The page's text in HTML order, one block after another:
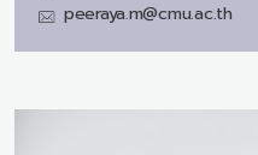
peeraya.m@cmu.ac.th